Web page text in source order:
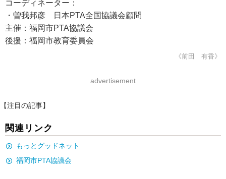
コーディネーター：
・曽我邦彦 日本PTA全国協議会顧問
主催：福岡市PTA協議会
後援：福岡市教育委員会
《前田 有香》
advertisement
【注目の記事】
関連リンク
もっとグッドネット
福岡市PTA協議会